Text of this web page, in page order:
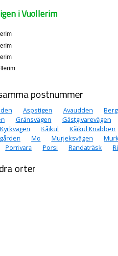
i Vuollerim
postnummer
Aspstigen Avaudden
Gränsvägen Gästgivarevägen
Kyrkvägen Kåikul Kåikul Knabben
Mo Murjeksvägen
Porrivara Porsi Randaträsk
orter